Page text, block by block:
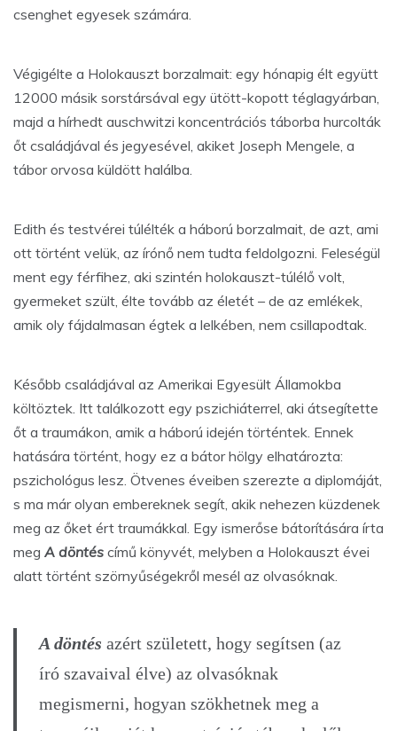
csenghet egyesek számára.
Végigélte a Holokauszt borzalmait: egy hónapig élt együtt
12000 másik sorstársával egy ütött-kopott téglagyárban,
majd a hírhedt auschwitzi koncentrációs táborba hurcolták
őt családjával és jegyesével, akiket Joseph Mengele, a
tábor orvosa küldött halálba.
Edith és testvérei túlélték a háború borzalmait, de azt, ami
ott történt velük, az írónő nem tudta feldolgozni. Feleségül
ment egy férfihez, aki szintén holokauszt-túlélő volt,
gyermeket szült, élte tovább az életét – de az emlékek,
amik oly fájdalmasan égtek a lelkében, nem csillapodtak.
Később családjával az Amerikai Egyesült Államokba
költöztek. Itt találkozott egy pszichiáterrel, aki átsegítette
őt a traumákon, amik a háború idején történtek. Ennek
hatására történt, hogy ez a bátor hölgy elhatározta:
pszichológus lesz. Ötvenes éveiben szerezte a diplomáját,
s ma már olyan embereknek segít, akik nehezen küzdenek
meg az őket ért traumákkal. Egy ismerőse bátorítására írta
meg A döntés című könyvét, melyben a Holokauszt évei
alatt történt szörnyűségekről mesél az olvasóknak.
A döntés azért született, hogy segítsen (az
író szavaival élve) az olvasóknak
megismerni, hogyan szökhetnek meg a